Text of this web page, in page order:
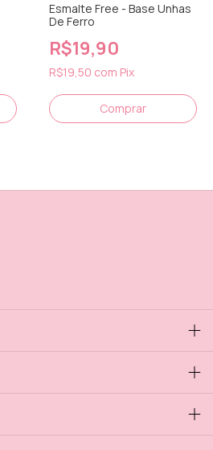
Esmalte Free - Base Unhas
De Ferro
R$19,90
R$19,50 com Pix